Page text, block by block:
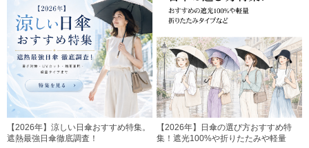
【2026年】涼しい日傘おすすめ特集。
遮熱最強日傘徹底調査！
【2026年】日傘の選び方おすすめ特
集！遮光100%や折りたたみや軽量